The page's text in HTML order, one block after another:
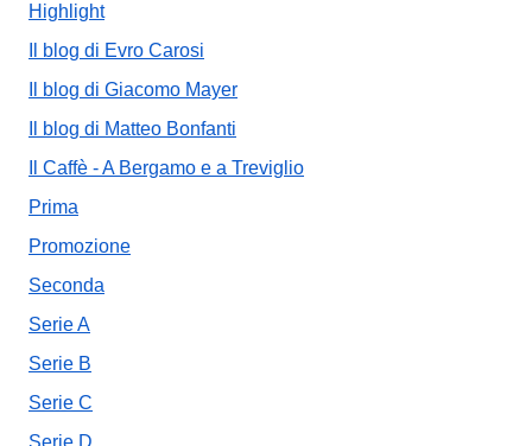
Highlight
Il blog di Evro Carosi
Il blog di Giacomo Mayer
Il blog di Matteo Bonfanti
Il Caffè - A Bergamo e a Treviglio
Prima
Promozione
Seconda
Serie A
Serie B
Serie C